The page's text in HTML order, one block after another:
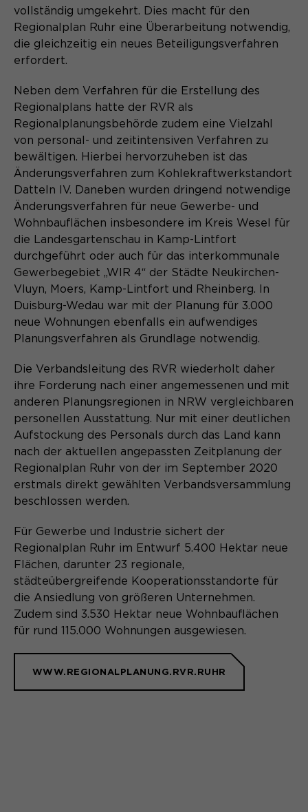
cookie_optin
Anbieter Sgalinski
Zweck
Speichert den Zustimmungsstatus des
Benutzers für Cookies auf der
aktuellen Domäne.
vollständig umgekehrt. Dies macht für den
Regionalplan Ruhr eine Überarbeitung notwendig,
die gleichzeitig ein neues Beteiligungsverfahren
erfordert.
Neben dem Verfahren für die Erstellung des
Regionalplans hatte der RVR als
Regionalplanungsbehörde zudem eine Vielzahl
von personal- und zeitintensiven Verfahren zu
bewältigen. Hierbei hervorzuheben ist das
Änderungsverfahren zum Kohlekraftwerkstandort
Datteln IV. Daneben wurden dringend notwendige
Änderungsverfahren für neue Gewerbe- und
Wohnbauflächen insbesondere im Kreis Wesel für
die Landesgartenschau in Kamp-Lintfort
durchgeführt oder auch für das interkommunale
Gewerbegebiet „WIR 4“ der Städte Neukirchen-
Vluyn, Moers, Kamp-Lintfort und Rheinberg. In
Duisburg-Wedau war mit der Planung für 3.000
neue Wohnungen ebenfalls ein aufwendiges
Planungsverfahren als Grundlage notwendig.
Die Verbandsleitung des RVR wiederholt daher
ihre Forderung nach einer angemessenen und mit
anderen Planungsregionen in NRW vergleichbaren
personellen Ausstattung. Nur mit einer deutlichen
Aufstockung des Personals durch das Land kann
nach der aktuellen angepassten Zeitplanung der
Regionalplan Ruhr von der im September 2020
erstmals direkt gewählten Verbandsversammlung
beschlossen werden.
Für Gewerbe und Industrie sichert der
Regionalplan Ruhr im Entwurf 5.400 Hektar neue
Flächen, darunter 23 regionale,
städteübergreifende Kooperationsstandorte für
die Ansiedlung von größeren Unternehmen.
Zudem sind 3.530 Hektar neue Wohnbauflächen
für rund 115.000 Wohnungen ausgewiesen.
WWW.REGIONALPLANUNG.RVR.RUHR